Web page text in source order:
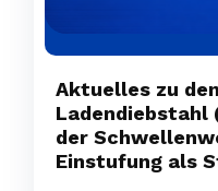
Aktuelles zu
Ladendiebstahl
der
Einstufung als